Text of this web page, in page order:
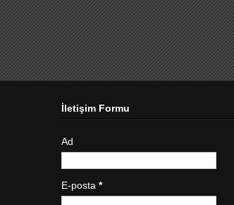
İletişim Formu
Ad
E-posta *